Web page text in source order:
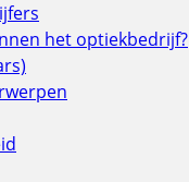
het optiekbedrijf?